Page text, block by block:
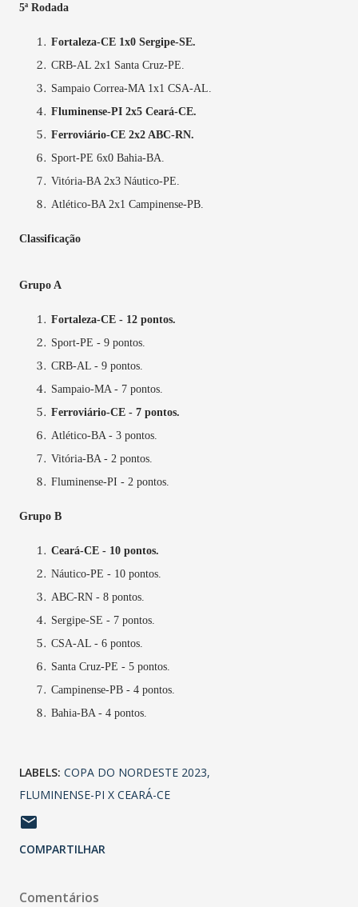
5ª Rodada
Fortaleza-CE 1x0 Sergipe-SE.
CRB-AL 2x1 Santa Cruz-PE.
Sampaio Correa-MA 1x1 CSA-AL.
Fluminense-PI 2x5 Ceará-CE.
Ferroviário-CE 2x2 ABC-RN.
Sport-PE 6x0 Bahia-BA.
Vitória-BA 2x3 Náutico-PE.
Atlético-BA 2x1 Campinense-PB.
Classificação
Grupo A
Fortaleza-CE - 12 pontos.
Sport-PE - 9 pontos.
CRB-AL - 9 pontos.
Sampaio-MA - 7 pontos.
Ferroviário-CE - 7 pontos.
Atlético-BA - 3 pontos.
Vitória-BA - 2 pontos.
Fluminense-PI - 2 pontos.
Grupo B
Ceará-CE - 10 pontos.
Náutico-PE - 10 pontos.
ABC-RN - 8 pontos.
Sergipe-SE - 7 pontos.
CSA-AL - 6 pontos.
Santa Cruz-PE - 5 pontos.
Campinense-PB - 4 pontos.
Bahia-BA - 4 pontos.
LABELS: COPA DO NORDESTE 2023
FLUMINENSE-PI X CEARÁ-CE
COMPARTILHAR
Comentários